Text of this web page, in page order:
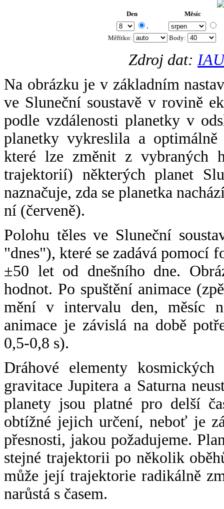
Den Měsíc
.
Měřítko: Body:
Zdroj dat:
Na obrázku je v základním
ve Sluneční soustavě v rovině
podle vzdálenosti planetky v
planetky vykreslila a
které lze změnit z vybraných
trajektorií) některých planet
naznačuje, zda se planetka
ní (červeně).
Polohu těles ve Sluneční
"dnes"), které se zadává pomocí
±50 let od dnešního dne.
hodnot. Po spuštění animace
mění v intervalu den, měsíc
animace je závislá na době
0,5-0,8 s).
Dráhové elementy
gravitace Jupitera a Saturna
planety jsou platné pro delší
obtížné jejich určení, neboť je
přesnosti, jakou požadujeme.
stejné trajektorii po několik
může její trajektorie radikálně
narůstá s časem.